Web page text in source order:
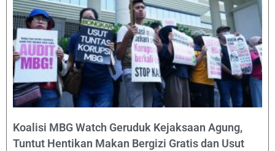
Koalisi MBG Watch Geruduk Kejaksaan Agung,
Tuntut Hentikan Makan Bergizi Gratis dan Usut